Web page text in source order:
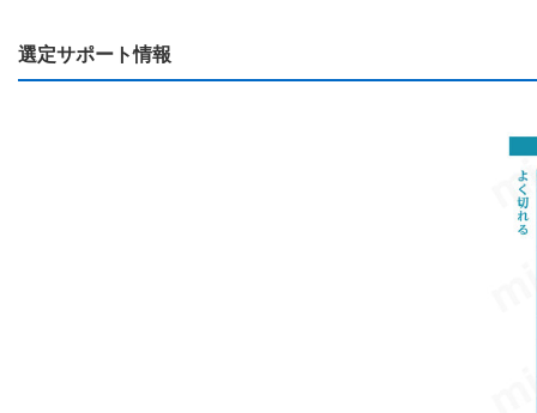
選定サポート情報